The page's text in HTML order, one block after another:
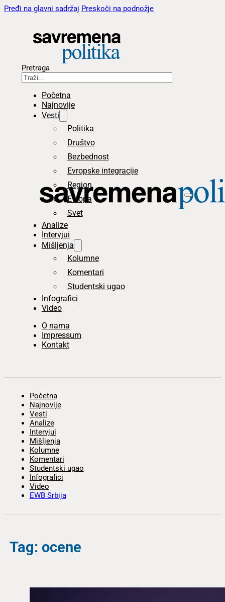
Pređi na glavni sadržaj Preskoči na podnožje
Pretraga
Početna
Najnovije
Vesti
Politika
Društvo
Bezbednost
Evropske integracije
Region
Evropa
Svet
Analize
Intervjui
Mišljenja
Kolumne
Komentari
Studentski ugao
Infografici
Video
O nama
Impressum
Kontakt
Početna
Najnovije
Vesti
Analize
Intervjui
Mišljenja
Kolumne
Komentari
Studentski ugao
Infografici
Video
EWB Srbija
Tag: ocene